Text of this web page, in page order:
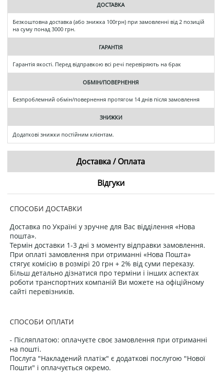
ДОСТАВКА
Безкоштовна доставка (або знижка 100грн) при замовленні від 2 позицій
на суму понад 3000 грн.
ГАРАНТІЯ
Гарантія якості. Перед відправкою всі речі перевіряють на брак
ОБМІН/ПОВЕРНЕННЯ
Безпроблемний обмін/повернення протягом 14 днів після замовлення
ЗНИЖКИ
Додаткові знижки постійним клієнтам.
Доставка / Оплата
Відгуки
СПОСОБИ ДОСТАВКИ
Доставка по Україні у зручне для Вас відділення «Нова
пошта».
Термін доставки 1-3 дні з моменту відправки замовлення.
При оплаті замовлення при отриманні «Нова Пошта»
стягує комісію в розмірі 20 грн + 2% від суми переказу.
Більш детально дізнатися про терміни і інших аспектах
роботи транспортних компаній Ви можете на офіційному
сайті перевізників.
СПОСОБИ ОПЛАТИ
- Післяплатою: оплачуєте своє замовлення при отриманні
на пошті.
Послуга "Накладений платіж" є додаткові послугою "Нової
Пошти" і оплачується окремо.